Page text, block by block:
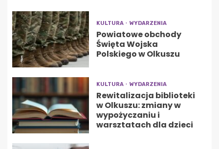
KULTURA WYDARZENIA
Powiatowe obchody
Święta Wojska
Polskiego w Olkuszu
KULTURA WYDARZENIA
Rewitalizacja biblioteki
w Olkuszu: zmiany w
wypożyczaniu i
warsztatach dla dzieci